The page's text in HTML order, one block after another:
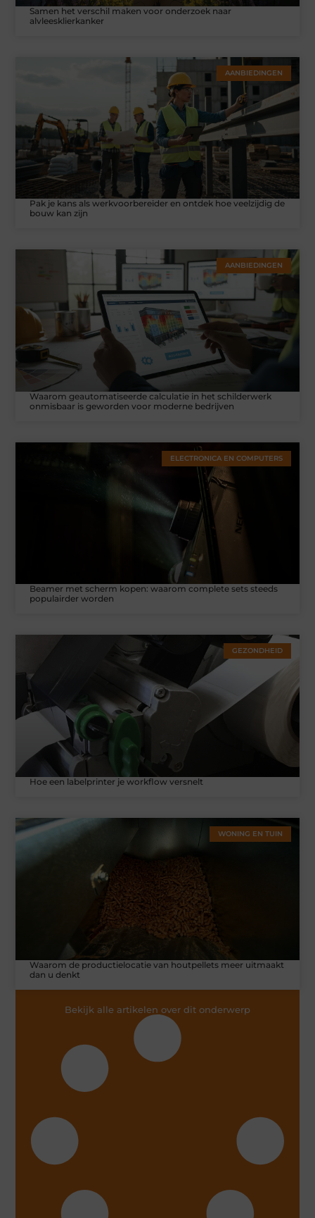
Samen het verschil maken voor onderzoek naar
alvleesklierkanker
AANBIEDINGEN
Pak je kans als werkvoorbereider en ontdek hoe veelzijdig de
bouw kan zijn
AANBIEDINGEN
Waarom geautomatiseerde calculatie in het schilderwerk
onmisbaar is geworden voor moderne bedrijven
ELECTRONICA EN COMPUTERS
Beamer met scherm kopen: waarom complete sets steeds
populairder worden
GEZONDHEID
Hoe een labelprinter je workflow versnelt
WONING EN TUIN
Waarom de productielocatie van houtpellets meer uitmaakt
dan u denkt
Bekijk alle artikelen over dit onderwerp